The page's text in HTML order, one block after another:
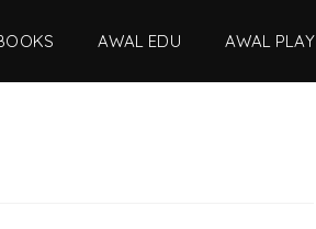
AWAL EDU AWAL PLAY